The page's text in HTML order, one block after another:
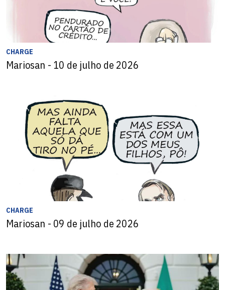
CHARGE
Mariosan - 10 de julho de 2026
CHARGE
Mariosan - 09 de julho de 2026